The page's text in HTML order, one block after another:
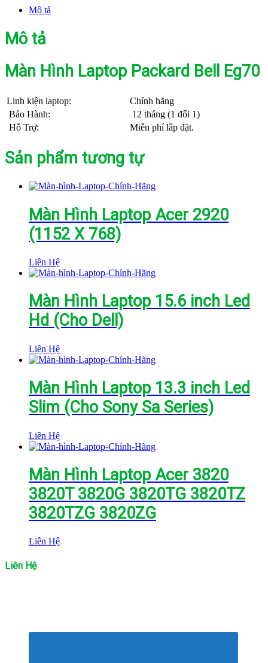
Mô tả
Mô tả
Màn Hình Laptop Packard Bell Eg70
Linh kiện laptop:
Chính hãng
Bảo Hành:
12 tháng (1 đổi 1)
Hỗ Trợ:
Miễn phí lắp đặt.
Sản phẩm tương tự
Màn Hình Laptop Acer 2920
(1152 X 768)
Liên Hệ
Màn Hình Laptop 15.6 inch Led
Hd (Cho Dell)
Liên Hệ
Màn Hình Laptop 13.3 inch Led
Slim (Cho Sony Sa Series)
Liên Hệ
Màn Hình Laptop Acer 3820
3820T 3820G 3820TG 3820TZ
3820TZG 3820ZG
Liên Hệ
Liên Hệ